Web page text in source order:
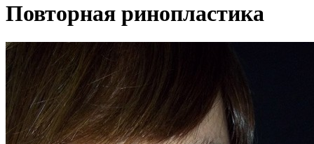
Повторная ринопластика